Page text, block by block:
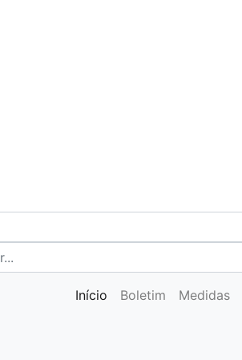
Início (current)
Boletim Medidas